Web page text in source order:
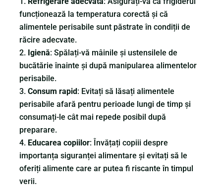
funcționează la temperatura corectă și că
alimentele perisabile sunt păstrate în condiții de
răcire adecvate.
Igienă: Spălați-vă mâinile și ustensilele de
bucătărie înainte și după manipularea alimentelor
perisabile.
Consum rapid : Evitați să lăsați alimentele
perisabile afară pentru perioade lungi de timp și
consumați-le cât mai repede posibil după
preparare.
Educarea copiilor: Învățați copiii despre
importanța siguranței alimentare și evitați să le
oferiți alimente care ar putea fi riscante în timpul
verii.